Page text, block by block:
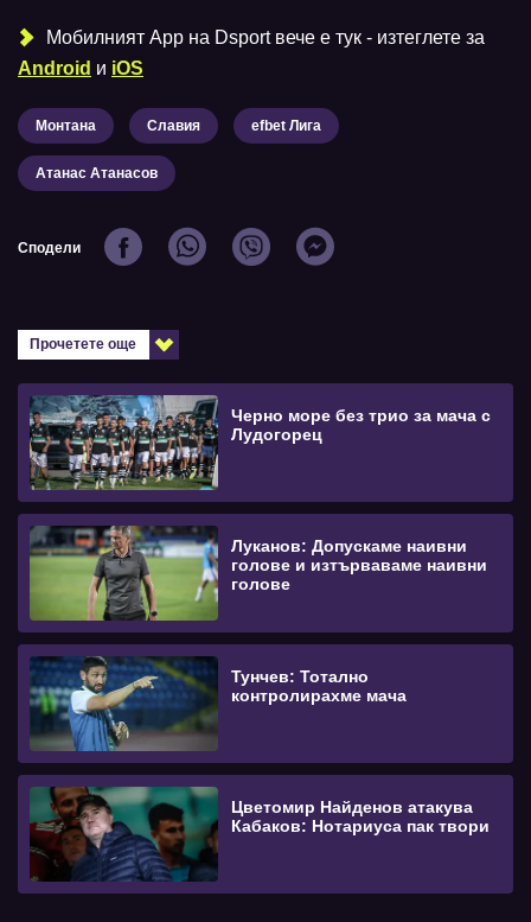
Мобилният Аpp на Dsport вече е тук - изтеглете за
Android и iOS
Монтана Славия efbet Лига
Атанас Атанасов
Сподели
Прочетете още
Черно море без трио за мача с
Лудогорец
Луканов: Допускаме наивни
голове и изтърваваме наивни
голове
Тунчев: Тотално
контролирахме мача
Цветомир Найденов атакува
Кабаков: Нотариуса пак твори